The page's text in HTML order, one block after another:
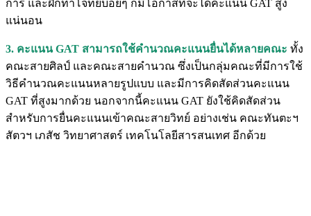
การ และฝึกทำโจทย์บ่อยๆ ก็มีโอกาสที่จะได้คะแนน GAT สูง
แน่นอน
3. คะแนน GAT สามารถใช้คำนวณคะแนนยื่นได้หลายคณะ ทั้ง
คณะสายศิลป์ และคณะสายคำนวณ ซึ่งเป็นกลุ่มคณะที่มีการใช้
วิธีคำนวณคะแนนหลายรูปแบบ และมีการคิดสัดส่วนคะแนน
GAT ที่สูงมากด้วย นอกจากนี้คะแนน GAT ยังใช้คิดสัดส่วน
สำหรับการยื่นคะแนนเข้าคณะสายวิทย์ อย่างเช่น คณะทันตะฯ
สัตวฯ เภสัช วิทยาศาสตร์ เทคโนโลยีสารสนเทศ อีกด้วย